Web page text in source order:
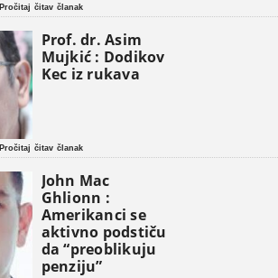
Pročitaj čitav članak
Prof. dr. Asim
Mujkić : Dodikov
Kec iz rukava
Pročitaj čitav članak
John Mac
Ghlionn :
Amerikanci se
aktivno podstiču
da “preoblikuju
penziju”